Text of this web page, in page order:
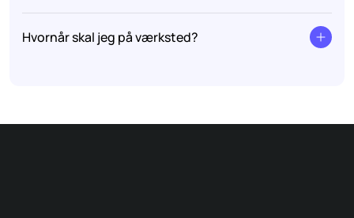
Hvornår skal jeg på værksted?